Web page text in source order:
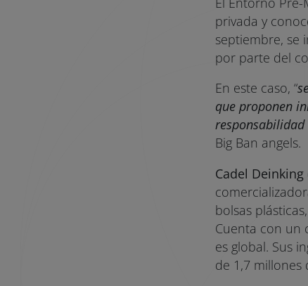
privada y
septiembre, se
por parte del
En este caso, “
que proponen
Big Ban angels.
Cadel Deinking
bolsas
Cuenta con un
es global. Sus
de 1,7 millones